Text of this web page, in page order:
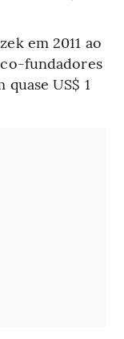
em 2011 ao
co-fundadores
US$ 1